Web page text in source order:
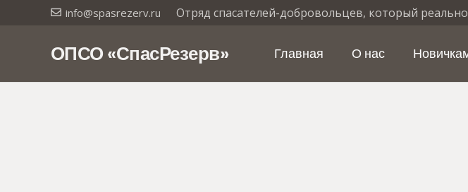
info@spasrezerv.ru Отряд спасателей-добровольцев, который
ОПСО «СпасРезерв» Главная О нас